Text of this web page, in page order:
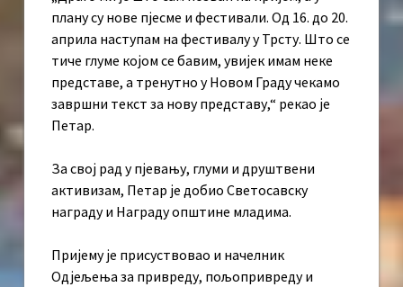
плану су нове пјесме и фестивали. Од 16. до 20.
априла наступам на фестивалу у Трсту. Што се
тиче глуме којом се бавим, увијек имам неке
представе, а тренутно у Новом Граду чекамо
завршни текст за нову представу,“ рекао је
Петар.
За свој рад у пјевању, глуми и друштвени
активизам, Петар је добио Светосавску
награду и Награду општине младима.
Пријему је присуствовао и начелник
Одјељења за привреду, пољопривреду и